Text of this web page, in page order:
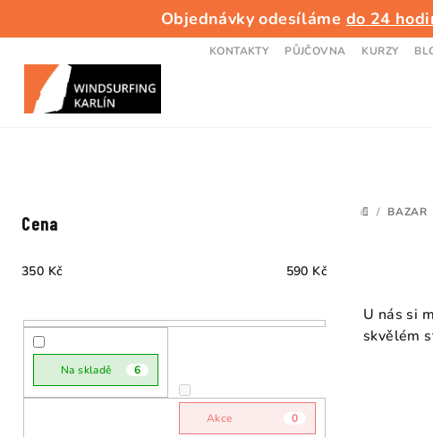
Objednávky odesíláme do 24
KONTAKTY PŮJČOVNA KURZY
DOMŮ
/ BAZAR
Cena
350 Kč 590 Kč
Na skladě 6
Akce 0
U nás si
skvělém